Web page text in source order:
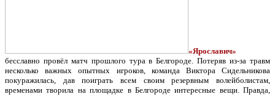
«Ярославич»
бесславно провёл матч прошлого тура в Белгороде. Потеряв из-за травм
несколько важных опытных игроков, команда Виктора Сидельникова
покуражилась, дав поиграть всем своим резервным волейболистам,
временами творила на площадке в Белгороде интересные вещи. Правда,